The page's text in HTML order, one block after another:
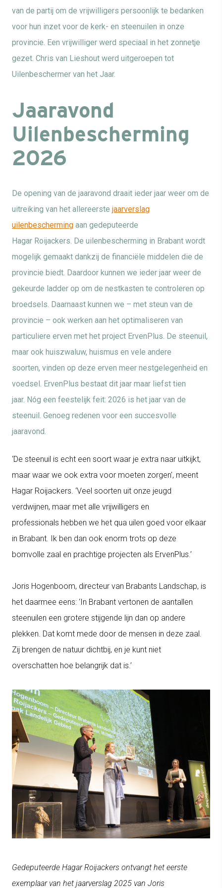
van de partij om de vrijwilligers persoonlijk te bedanken
voor hun inzet voor de kerk- en steenuilen in onze
provincie. Een vrijwilliger werd speciaal in het zonnetje
gezet. Chris van Lieshout werd uitgeroepen tot
Uilenbeschermer van het Jaar.
Jaaravond
Uilenbescherming
2026
De opening van de jaaravond draait ieder jaar weer om de
uitreiking van het allereerste jaarverslag
uilenbescherming aan gedeputeerde
Hagar Roijackers. De uilenbescherming in Brabant wordt
mogelijk gemaakt dankzij de financiële middelen die de
provincie biedt. Daardoor kunnen we ieder jaar weer de
gekeurde ladder op om de nestkasten te controleren op
broedsels. Daarnaast kunnen we – met steun van de
provincie – ook werken aan het optimaliseren van
particuliere erven met het project ErvenPlus. De steenuil,
maar ook huiszwaluw, huismus en vele andere
soorten, vinden op deze erven meer nestgelegenheid en
voedsel. ErvenPlus bestaat dit jaar maar liefst tien
jaar. Nóg een feestelijk feit: 2026 is het jaar van de
steenuil. Genoeg redenen voor een succesvolle
jaaravond.
‘De steenuil is echt een soort waar je extra naar uitkijkt,
maar waar we ook extra voor moeten zorgen', meent
Hagar Roijackers. ‘Veel soorten uit onze jeugd
verdwijnen, maar met alle vrijwilligers en
professionals hebben we het qua uilen goed voor elkaar
in Brabant. Ik ben dan ook enorm trots op deze
bomvolle zaal en prachtige projecten als ErvenPlus.’
Joris Hogenboom, directeur van Brabants Landschap, is
het daarmee eens: ‘In Brabant vertonen de aantallen
steenuilen een grotere stijgende lijn dan op andere
plekken. Dat komt mede door de mensen in deze zaal.
Zij brengen de natuur dichtbij, en je kunt niet
overschatten hoe belangrijk dat is.’
Gedeputeerde Hagar Roijackers ontvangt het eerste
exemplaar van het jaarverslag 2025 van Joris